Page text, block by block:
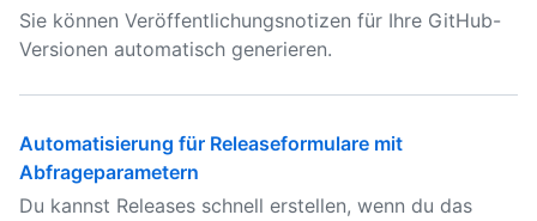
Sie können Veröffentlichungsnotizen für Ihre GitHub-
Versionen automatisch generieren.
Automatisierung für Releaseformulare mit
Abfrageparametern
Du kannst Releases schnell erstellen, wenn du das